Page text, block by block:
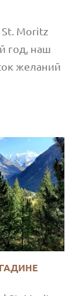
Moritz
год, наш
желаний